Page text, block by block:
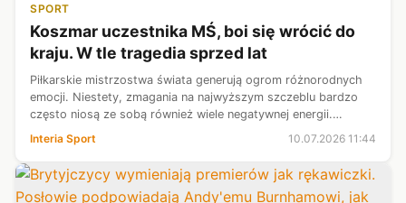
SPORT
Koszmar uczestnika MŚ, boi się wrócić do
kraju. W tle tragedia sprzed lat
Piłkarskie mistrzostwa świata generują ogrom różnorodnych
emocji. Niestety, zmagania na najwyższym szczeblu bardzo
często niosą ze sobą również wiele negatywnej energii.
Campaz. Zmarnował on...
Interia Sport 10.07.2026 11:44